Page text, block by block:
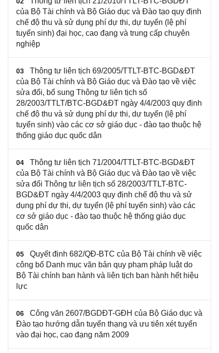
của Bộ Tài chính và Bộ Giáo dục và Đào tạo quy định
chế độ thu và sử dụng phí dự thi, dự tuyển (lệ phí
tuyển sinh) đại học, cao đạng và trung cấp chuyên
nghiệp
03
Thông tư liên tịch 69/2005/TTLT-BTC-BGD&ĐT
của Bộ Tài chính và Bộ Giáo dục và Đào tạo về việc
sửa đổi, bổ sung Thông tư liên tịch số
28/2003/TTLT/BTC-BGD&ĐT ngày 4/4/2003 quy định
chế độ thu và sử dụng phí dự thi, dự tuyển (lệ phí
tuyển sinh) vào các cơ sở giáo dục - đào tạo thuộc hệ
thống giáo dục quốc dân
04
Thông tư liên tịch 71/2004/TTLT-BTC-BGD&ĐT
của Bộ Tài chính và Bộ Giáo dục và Đào tạo về việc
sửa đổi Thông tư liên tịch số 28/2003/TTLT-BTC-
BGD&ĐT ngày 4/4/2003 quy định chế độ thu và sử
dụng phí dự thi, dự tuyển (lệ phí tuyển sinh) vào các
cơ sở giáo dục - đào tạo thuộc hệ thống giáo dục
quốc dân
05
Quyết định 682/QĐ-BTC của Bộ Tài chính về việc
công bố Danh mục văn bản quy phạm pháp luật do
Bộ Tài chính ban hành và liên tịch ban hành hết hiệu
lực
06
Công văn 2607/BGDĐT-GĐH của Bộ Giáo dục và
Đào tạo hướng dẫn tuyển thạng và ưu tiên xét tuyển
vào đại học, cao đạng năm 2009